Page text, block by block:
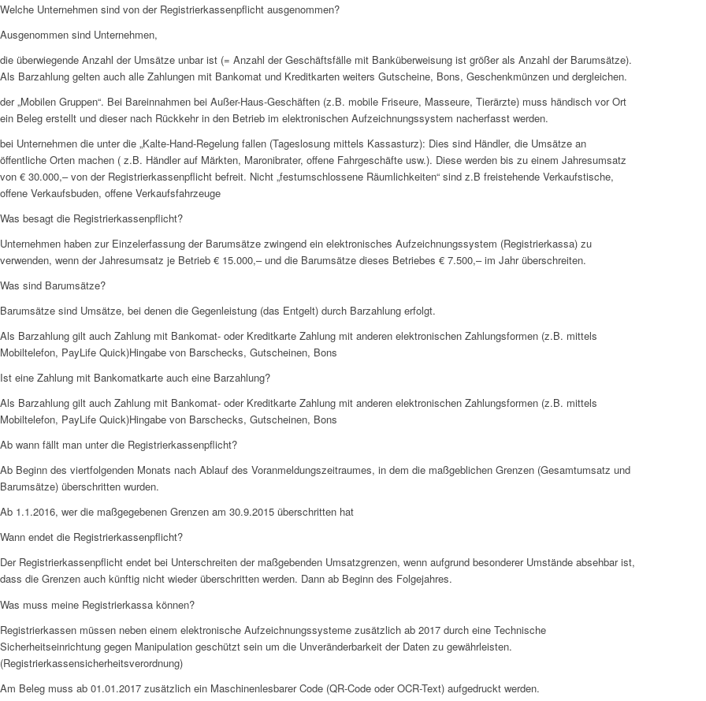
Welche Unternehmen sind von der Registrierkassenpflicht ausgenommen?
Ausgenommen sind Unternehmen,
die überwiegende Anzahl der Umsätze unbar ist (= Anzahl der Geschäftsfälle mit Banküberweisung ist größer als Anzahl der Barumsätze).
Als Barzahlung gelten auch alle Zahlungen mit Bankomat und Kreditkarten weiters Gutscheine, Bons, Geschenkmünzen und dergleichen.
der „Mobilen Gruppen“. Bei Bareinnahmen bei Außer-Haus-Geschäften (z.B. mobile Friseure, Masseure, Tierärzte) muss händisch vor Ort
ein Beleg erstellt und dieser nach Rückkehr in den Betrieb im elektronischen Aufzeichnungssystem nacherfasst werden.
bei Unternehmen die unter die „Kalte-Hand-Regelung fallen (Tageslosung mittels Kassasturz): Dies sind Händler, die Umsätze an
öffentliche Orten machen ( z.B. Händler auf Märkten, Maronibrater, offene Fahrgeschäfte usw.). Diese werden bis zu einem Jahresumsatz
von € 30.000,– von der Registrierkassenpflicht befreit. Nicht „festumschlossene Räumlichkeiten“ sind z.B freistehende Verkaufstische,
offene Verkaufsbuden, offene Verkaufsfahrzeuge
Was besagt die Registrierkassenpflicht?
Unternehmen haben zur Einzelerfassung der Barumsätze zwingend ein elektronisches Aufzeichnungssystem (Registrierkassa) zu
verwenden, wenn der Jahresumsatz je Betrieb € 15.000,– und die Barumsätze dieses Betriebes € 7.500,– im Jahr überschreiten.
Was sind Barumsätze?
Barumsätze sind Umsätze, bei denen die Gegenleistung (das Entgelt) durch Barzahlung erfolgt.
Als Barzahlung gilt auch Zahlung mit Bankomat- oder Kreditkarte Zahlung mit anderen elektronischen Zahlungsformen (z.B. mittels
Mobiltelefon, PayLife Quick)Hingabe von Barschecks, Gutscheinen, Bons
Ist eine Zahlung mit Bankomatkarte auch eine Barzahlung?
Als Barzahlung gilt auch Zahlung mit Bankomat- oder Kreditkarte Zahlung mit anderen elektronischen Zahlungsformen (z.B. mittels
Mobiltelefon, PayLife Quick)Hingabe von Barschecks, Gutscheinen, Bons
Ab wann fällt man unter die Registrierkassenpflicht?
Ab Beginn des viertfolgenden Monats nach Ablauf des Voranmeldungszeitraumes, in dem die maßgeblichen Grenzen (Gesamtumsatz und
Barumsätze) überschritten wurden.
Ab 1.1.2016, wer die maßgegebenen Grenzen am 30.9.2015 überschritten hat
Wann endet die Registrierkassenpflicht?
Der Registrierkassenpflicht endet bei Unterschreiten der maßgebenden Umsatzgrenzen, wenn aufgrund besonderer Umstände absehbar ist,
dass die Grenzen auch künftig nicht wieder überschritten werden. Dann ab Beginn des Folgejahres.
Was muss meine Registrierkassa können?
Registrierkassen müssen neben einem elektronische Aufzeichnungssysteme zusätzlich ab 2017 durch eine Technische
Sicherheitseinrichtung gegen Manipulation geschützt sein um die Unveränderbarkeit der Daten zu gewährleisten.
(Registrierkassensicherheitsverordnung)
Am Beleg muss ab 01.01.2017 zusätzlich ein Maschinenlesbarer Code (QR-Code oder OCR-Text) aufgedruckt werden.